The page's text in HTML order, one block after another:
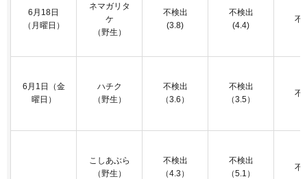
6月18日
（月曜日）
ネマガリタ
ケ
（野生）
不検出
(3.8)
不検出
(4.4)
不
6月1日（金
曜日）
ハチク
（野生）
不検出
（3.6）
不検出
（3.5）
不
こしあぶら
（野生）
不検出
（4.3）
不検出
（5.1）
不